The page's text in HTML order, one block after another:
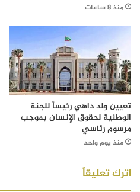
منذ 8 ساعات
تعيين ولد داهي رئيساً للجنة
الوطنية لحقوق الإنسان بموجب
مرسوم رئاسي
منذ يوم واحد
اترك تعليقاً